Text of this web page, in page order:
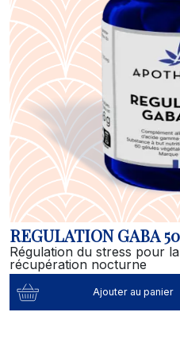
REGULATION GABA
Régulation du stress pour
récupération nocturne
Ajouter au panier